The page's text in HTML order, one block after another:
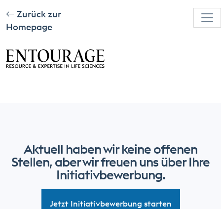
Zurück zur
Homepage
Aktuell haben wir keine offenen
Stellen, aber wir freuen uns über Ihre
Initiativbewerbung.
Jetzt Initiativbewerbung starten